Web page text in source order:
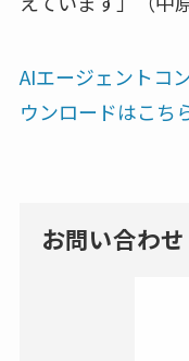
AIエージェントコ
ウンロードはこち
お問い合わせ